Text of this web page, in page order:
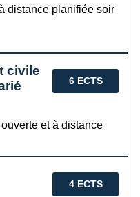
distance planifiée soir
6 ECTS
civile
et à distance
4 ECTS